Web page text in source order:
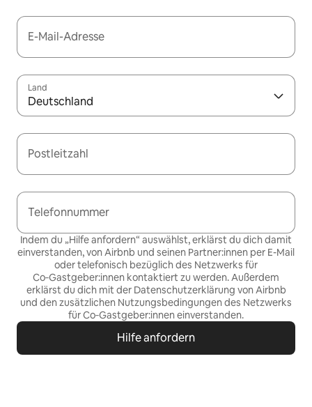
E-Mail-Adresse
Land
Deutschland
Postleitzahl
Telefonnummer
Indem du „Hilfe anfordern“ auswählst, erklärst du dich damit
einverstanden, von Airbnb und seinen Partner:innen per E-Mail
oder telefonisch bezüglich des Netzwerks für
Co‑Gastgeber:innen kontaktiert zu werden. Außerdem
erklärst du dich mit der Datenschutzerklärung von Airbnb
und denzusätzlichen Nutzungsbedingungen des Netzwerks
für Co‑Gastgeber:inneneinverstanden.
Hilfe anfordern